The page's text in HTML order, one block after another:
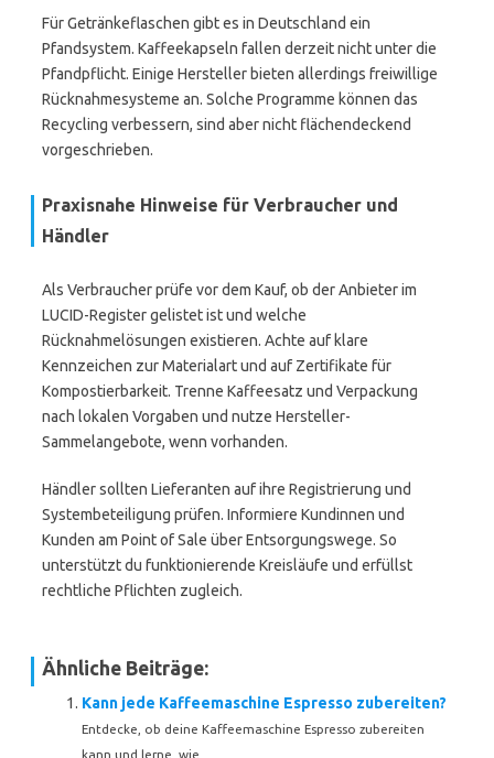
Für Getränkeflaschen gibt es in Deutschland ein
Pfandsystem. Kaffeekapseln fallen derzeit nicht unter die
Pfandpflicht. Einige Hersteller bieten allerdings freiwillige
Rücknahmesysteme an. Solche Programme können das
Recycling verbessern, sind aber nicht flächendeckend
vorgeschrieben.
Praxisnahe Hinweise für Verbraucher und
Händler
Als Verbraucher prüfe vor dem Kauf, ob der Anbieter im
LUCID-Register gelistet ist und welche
Rücknahmelösungen existieren. Achte auf klare
Kennzeichen zur Materialart und auf Zertifikate für
Kompostierbarkeit. Trenne Kaffeesatz und Verpackung
nach lokalen Vorgaben und nutze Hersteller-
Sammelangebote, wenn vorhanden.
Händler sollten Lieferanten auf ihre Registrierung und
Systembeteiligung prüfen. Informiere Kundinnen und
Kunden am Point of Sale über Entsorgungswege. So
unterstützt du funktionierende Kreisläufe und erfüllst
rechtliche Pflichten zugleich.
Ähnliche Beiträge:
Kann jede Kaffeemaschine Espresso zubereiten?
Entdecke, ob deine Kaffeemaschine Espresso zubereiten
kann und lerne, wie...